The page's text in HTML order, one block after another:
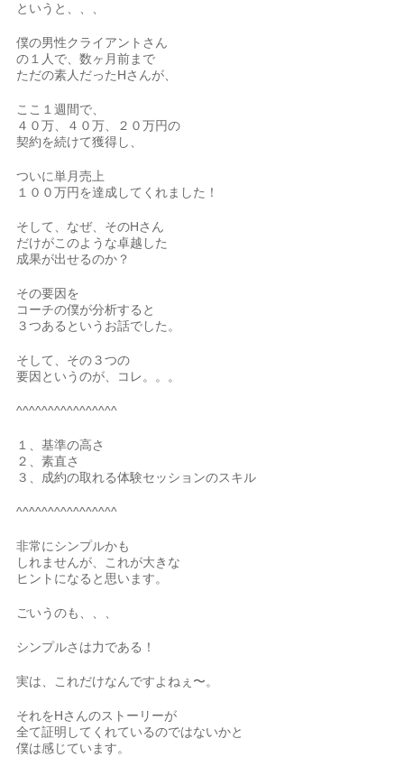
というと、、、
僕の男性クライアントさん
の１人で、数ヶ月前まで
ただの素人だったHさんが、
ここ１週間で、
４０万、４０万、２０万円の
契約を続けて獲得し、
ついに単月売上
１００万円を達成してくれました！
そして、なぜ、そのHさん
だけがこのような卓越した
成果が出せるのか？
その要因を
コーチの僕が分析すると
３つあるというお話でした。
そして、その３つの
要因というのが、コレ。。。
^^^^^^^^^^^^^^^^
１、基準の高さ
２、素直さ
３、成約の取れる体験セッションのスキル
^^^^^^^^^^^^^^^^
非常にシンプルかも
しれませんが、これが大きな
ヒントになると思います。
ごいうのも、、、
シンプルさは力である！
実は、これだけなんですよねぇ〜。
それをHさんのストーリーが
全て証明してくれているのではないかと
僕は感じています。